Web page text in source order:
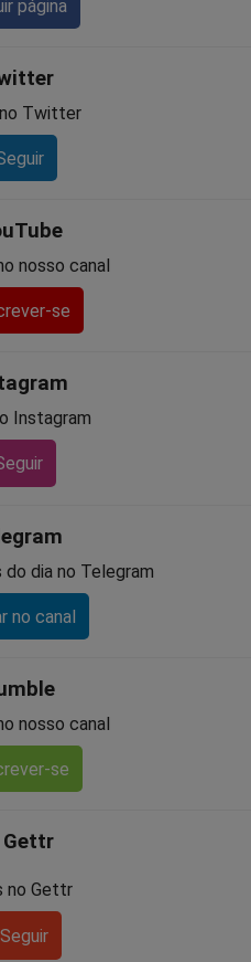
página
Twitter
nosso canal
se
Instagram
dia no Telegram
no canal
nosso canal
se
Gettr
no Gettr
Seguir